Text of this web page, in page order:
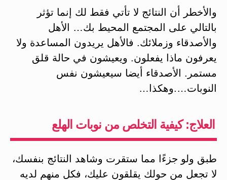
والأخطر أن النتائج لا تأتي فقط لك إنما تؤثر
بالتالي على المجتمع المحيط بك… الأهل
والأصدقاء وزملائك. فالأهل يريدون المساعدة ولا
يعرفون ماذا يفعلون. ويعيشون في حالة قلق
مستمر. الأصدقاء أيضا سيعيشون نفس
النوبات….وهكذا…
العلاج: كيفية التخلص من نوبات الهلع
طبق ولو جزءًا مما ستقرت وشاهد النتائج بنفسك،
لا تجعل من حولك يقلقون عليك، فكل منهم لديه